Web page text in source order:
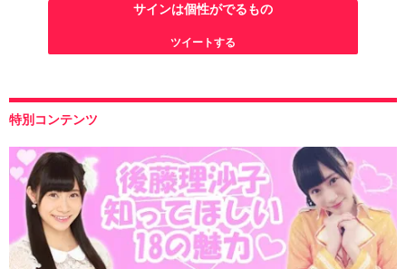
サインは個性がでるもの
ツイートする
特別コンテンツ